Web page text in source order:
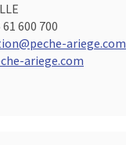
61 600 700
ariege.com
ariege.com